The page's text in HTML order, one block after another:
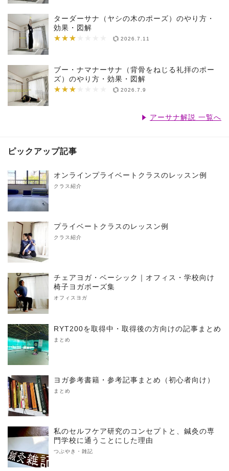
ターダーサナ（ヤシの木のポーズ）のやり方・
効果・図解
★★★
★★★★★★★ 2026.7.11
ブー・ナマナーサナ（背骨をねじる礼拝のポー
ズ）のやり方・効果・図解
★★★
★★★★★★★ 2026.7.9
アーサナ解説 一覧へ
ピックアップ記事
オンラインプライベートクラスのレッスン例
クラス紹介
プライベートクラスのレッスン例
クラス紹介
チェアヨガ・ベーシック｜オフィス・学校向け
椅子ヨガポーズ集
オフィスヨガ
RYT200を取得中・取得後の方向けの記事まとめ
まとめ
ヨガ参考書籍・参考記事まとめ（初心者向け）
まとめ
私のセルフケア研究のコンセプトと、鍼灸の専
門学校に通うことにした理由
つぶやき・雑記